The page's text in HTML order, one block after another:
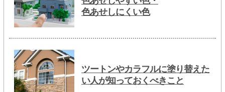
色あせしにくい色
ツートンやカラフルに塗り替えた
い人が知っておくべきこと